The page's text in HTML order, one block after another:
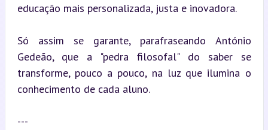
educação mais personalizada, justa e inovadora.
Só assim se garante, parafraseando António
Gedeão, que a "pedra filosofal" do saber se
transforme, pouco a pouco, na luz que ilumina o
conhecimento de cada aluno.
---